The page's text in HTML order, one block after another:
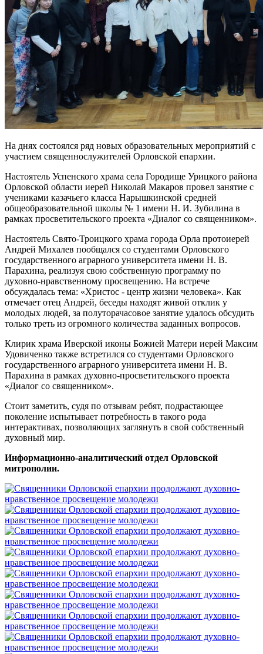
На днях состоялся ряд новых образовательных мероприятий с
участием священнослужителей Орловской епархии.
Настоятель Успенского храма села Городище Урицкого района
Орловской области иерей Николай Макаров провел занятие с
учениками казачьего класса Нарышкинской средней
общеобразовательной школы № 1 имени Н. И. Зубилина в
рамках просветительского проекта «Диалог со священником».
Настоятель Свято-Троицкого храма города Орла протоиерей
Андрей Михалев пообщался со студентами Орловского
государственного аграрного университета имени Н. В.
Парахина, реализуя свою собственную программу по
духовно-нравственному просвещению. На встрече
обсуждалась тема: «Христос - центр жизни человека». Как
отмечает отец Андрей, беседы находят живой отклик у
молодых людей, за полуторачасовое занятие удалось обсудить
только треть из огромного количества заданных вопросов.
Клирик храма Иверской иконы Божией Матери иерей Максим
Удовиченко также встретился со студентами Орловского
государственного аграрного университета имени Н. В.
Парахина в рамках духовно-просветительского проекта
«Диалог со священником».
Стоит заметить, судя по отзывам ребят, подрастающее
поколение испытывает потребность в такого рода
интерактивах, позволяющих заглянуть в свой собственный
духовный мир.
Информационно-аналитический отдел Орловской
митрополии.